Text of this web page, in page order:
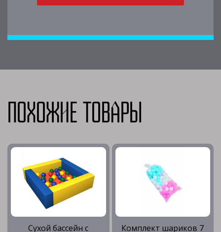
Похожие товары
Сухой бассейн с Комплект шариков 7